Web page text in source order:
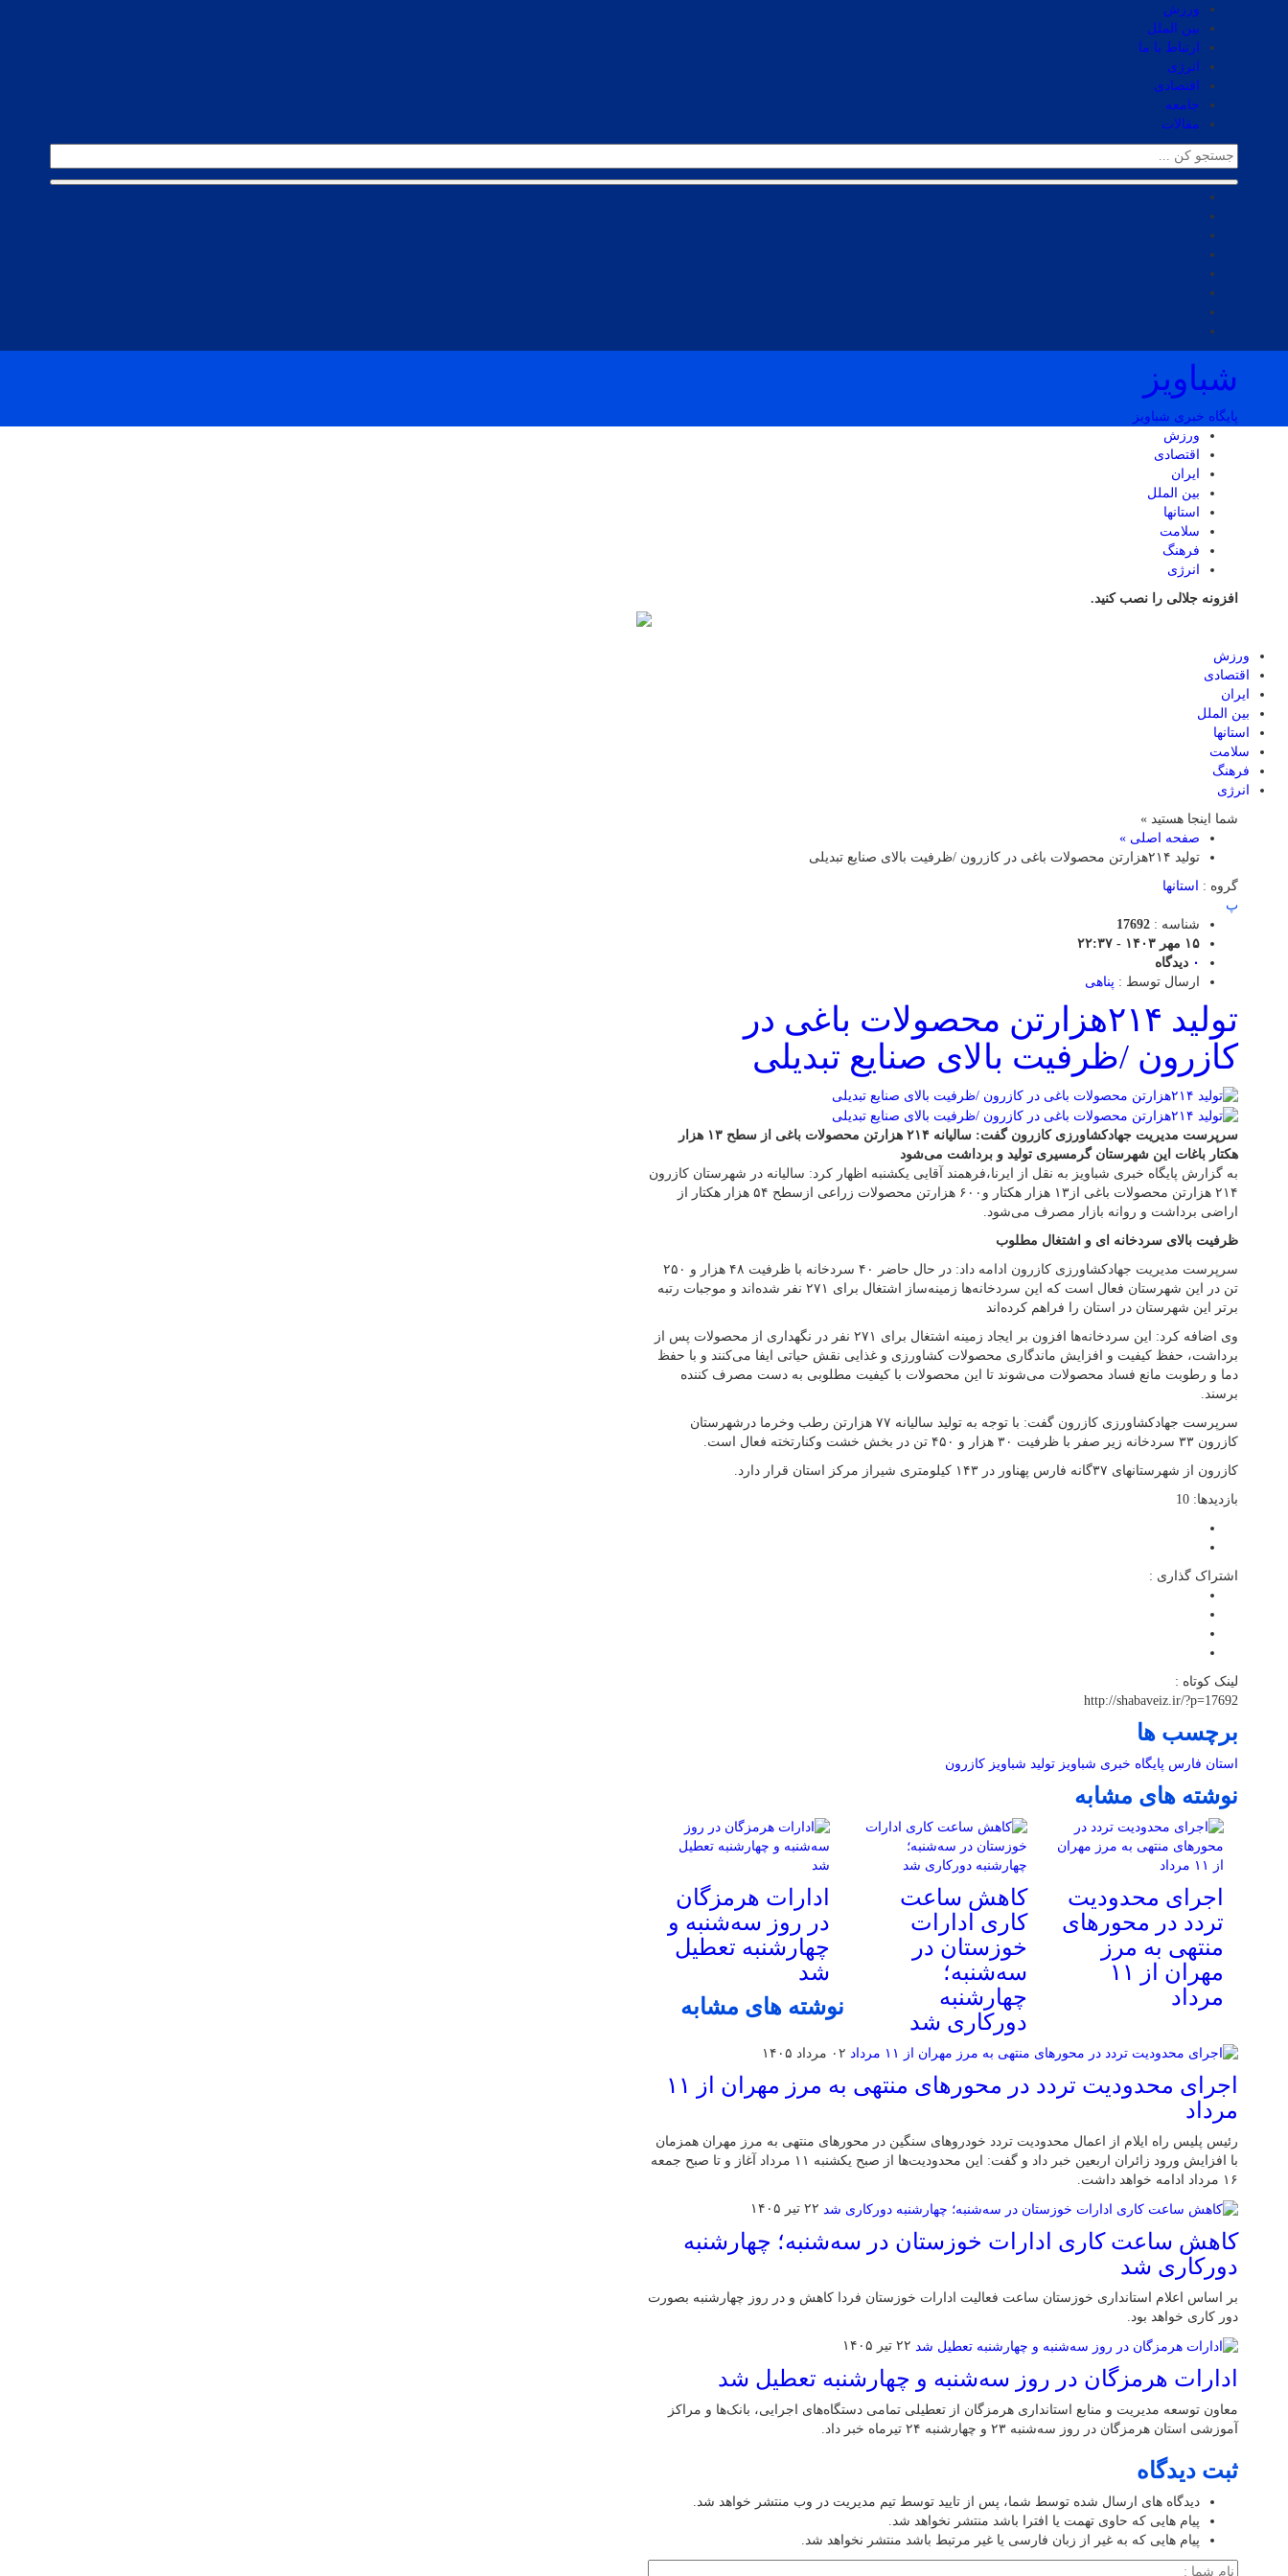
ورزش
بین الملل
ارتباط با ما
انرژی
اقتصادی
جامعه
مقالات
شباویز
پایگاه خبری شباویز
ورزش
اقتصادی
ایران
بین الملل
استانها
سلامت
فرهنگ
انرژی
افزونه جلالی را نصب کنید.
ورزش
اقتصادی
ایران
بین الملل
استانها
سلامت
فرهنگ
انرژی
شما اینجا هستید »
صفحه اصلی »
تولید ۲۱۴هزارتن محصولات باغی در کازرون /ظرفیت بالای صنایع تبدیلی
گروه :
استانها
پ
شناسه : 17692
۱۵ مهر ۱۴۰۳ - ۲۲:۳۷
۰ دیدگاه
ارسال توسط : پناهی
تولید ۲۱۴هزارتن محصولات باغی در
کازرون /ظرفیت بالای صنایع تبدیلی
سرپرست مدیریت جهادکشاورزی کازرون گفت: سالیانه ۲۱۴ هزارتن محصولات باغی از سطح ۱۳ هزار
هکتار باغات این شهرستان گرمسیری تولید و برداشت می‌شود
به گزارش پایگاه خبری شباویز به نقل از ایرنا،فرهمند آقایی یکشنبه اظهار کرد: سالیانه در شهرستان کازرون
۲۱۴ هزارتن محصولات باغی از۱۳ هزار هکتار و۶۰۰ هزارتن محصولات زراعی ازسطح ۵۴ هزار هکتار از
اراضی برداشت و روانه بازار مصرف می‌شود.
ظرفیت بالای سردخانه ای و اشتغال مطلوب
سرپرست مدیریت جهادکشاورزی کازرون ادامه داد: در حال حاضر ۴۰ سردخانه با ظرفیت ۴۸ هزار و ۲۵۰
تن در این شهرستان فعال است که این سردخانه‌ها زمینه‌ساز اشتغال برای ۲۷۱ نفر شده‌اند و موجبات رتبه
برتر این شهرستان در استان را فراهم کرده‌اند
وی اضافه کرد: این سردخانه‌ها افزون بر ایجاد زمینه اشتغال برای ۲۷۱ نفر در نگهداری از محصولات پس از
برداشت، حفظ کیفیت و افزایش ماندگاری محصولات کشاورزی و غذایی نقش حیاتی ایفا می‌کنند و با حفظ
دما و رطوبت مانع فساد محصولات می‌شوند تا این محصولات با کیفیت مطلوبی به دست مصرف کننده
برسند.
سرپرست جهادکشاورزی کازرون گفت: با توجه به تولید سالیانه ۷۷ هزارتن رطب وخرما درشهرستان
کازرون ۳۳ سردخانه زیر صفر با ظرفیت ۳۰ هزار و ۴۵۰ تن در بخش خشت وکنارتخته فعال است.
کازرون از شهرستانهای ۳۷گانه فارس پهناور در ۱۴۳ کیلومتری شیراز مرکز استان قرار دارد.
بازدیدها: 10
اشتراک گذاری :
لینک کوتاه :
http://shabaveiz.ir/?p=17692
برچسب ها
استان فارس پایگاه خبری شباویز تولید شباویز کازرون
نوشته های مشابه
اجرای محدودیت
تردد در محورهای
منتهی به مرز
مهران از ۱۱
مرداد
کاهش ساعت
کاری ادارات
خوزستان در
سه‌شنبه؛
چهارشنبه
دورکاری شد
ادارات هرمزگان
در روز سه‌شنبه و
چهارشنبه تعطیل
شد
نوشته های مشابه
۰۲ مرداد ۱۴۰۵
اجرای محدودیت تردد در محورهای منتهی به مرز مهران از ۱۱
مرداد
رئیس پلیس راه ایلام از اعمال محدودیت تردد خودروهای سنگین در محورهای منتهی به مرز مهران همزمان
با افزایش ورود زائران اربعین خبر داد و گفت: این محدودیت‌ها از صبح یکشنبه ۱۱ مرداد آغاز و تا صبح جمعه
۱۶ مرداد ادامه خواهد داشت.
۲۲ تیر ۱۴۰۵
کاهش ساعت کاری ادارات خوزستان در سه‌شنبه؛ چهارشنبه
دورکاری شد
بر اساس اعلام استانداری خوزستان ساعت فعالیت ادارات خوزستان فردا کاهش و در روز چهارشنبه بصورت
دور کاری خواهد بود.
۲۲ تیر ۱۴۰۵
ادارات هرمزگان در روز سه‌شنبه و چهارشنبه تعطیل شد
معاون توسعه مدیریت و منابع استانداری هرمزگان از تعطیلی تمامی دستگاه‌های اجرایی، بانک‌ها و مراکز
آموزشی استان هرمزگان در روز سه‌شنبه ۲۳ و چهارشنبه ۲۴ تیرماه خبر داد.
ثبت دیدگاه
دیدگاه های ارسال شده توسط شما، پس از تایید توسط تیم مدیریت در وب منتشر خواهد شد.
پیام هایی که حاوی تهمت یا افترا باشد منتشر نخواهد شد.
پیام هایی که به غیر از زبان فارسی یا غیر مرتبط باشد منتشر نخواهد شد.